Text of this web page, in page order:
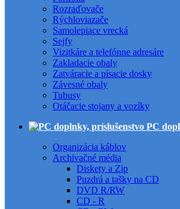
Rozraďovače
Rýchloviazače
Samolepiace vrecká
Sejfy
Vizitkáre a telefónne adresáre
Zakladacie obaly
Zatváracie a písacie dosky
Závesné obaly
Tubusy
Otáčacie stojany a vozíky
PC
Organizácia káblov
Archivačné média
Diskety a Zip
Puzdrá a tašky na CD
DVD R/RW
CD - R